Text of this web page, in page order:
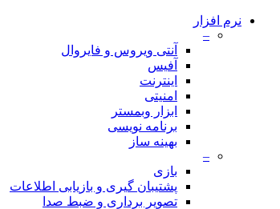
نرم افزار
–
آنتی ویروس و فایروال
آفیس
اینترنت
امنیتی
ابزار وبمستر
برنامه نویسی
بهینه ساز
–
بازی
پشتیبان گیری و بازیابی اطلاعات
تصویر برداری و ضبط صدا